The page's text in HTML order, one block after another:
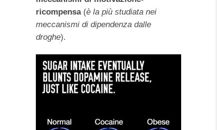
ricompensa(è la più studiata nei
meccanismi di dipendenza dalle
droghe).